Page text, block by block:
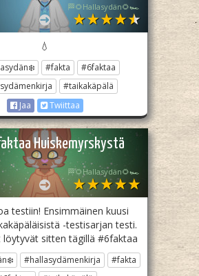
🏁🌻Hallasydän🌻🏎️
💧
#fakta
#6faktaa
#taikakäpälä
Jaa
Twiittaa
Huiskemyrskystä
🏁🌻Hallasydän🌻🏎️
testiin! Ensimmäinen kuusi
-testisarjan testi.
löytyvät sitten tägillä #6faktaa
#hallasydämenkirja
#fakta